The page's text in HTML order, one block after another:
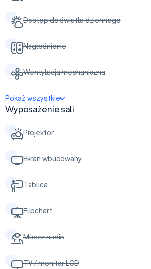
Dostęp do światła dziennego
Nagłośnienie
Wentylacja mechaniczna
Pokaż wszystkie
Wyposażenie sali
Projektor
Ekran wbudowany
Tablica
Flipchart
Mikser audio
TV / monitor LCD